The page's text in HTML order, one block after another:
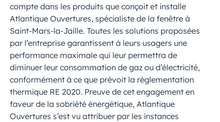
compte dans les produits que conçoit et installe
Atlantique Ouvertures, spécialiste de la fenêtre à
Saint-Mars-la-Jaille. Toutes les solutions proposées
par l’entreprise garantissent à leurs usagers une
performance maximale qui leur permettra de
diminuer leur consommation de gaz ou d’électricité,
conformément à ce que prévoit la réglementation
thermique RE 2020. Preuve de cet engagement en
faveur de la sobriété énergétique, Atlantique
Ouvertures s’est vu attribuer par les instances